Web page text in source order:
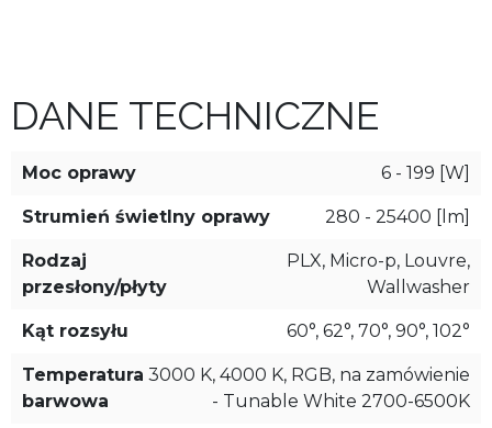
DANE TECHNICZNE
Moc oprawy 6 - 199 [W]
Strumień świetlny oprawy 280 - 25400 [lm]
Rodzaj
przesłony/płyty
PLX, Micro-p, Louvre,
Wallwasher
Kąt rozsyłu 60°, 62°, 70°, 90°, 102°
Temperatura
barwowa
3000 K, 4000 K, RGB, na zamówienie
- Tunable White 2700-6500K